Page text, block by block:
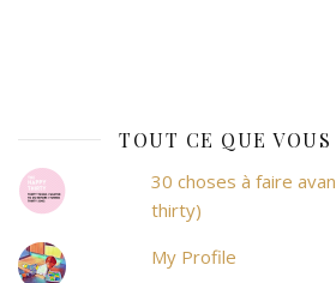
TOUT CE QUE
30 choses à faire
thirty)
My Profile